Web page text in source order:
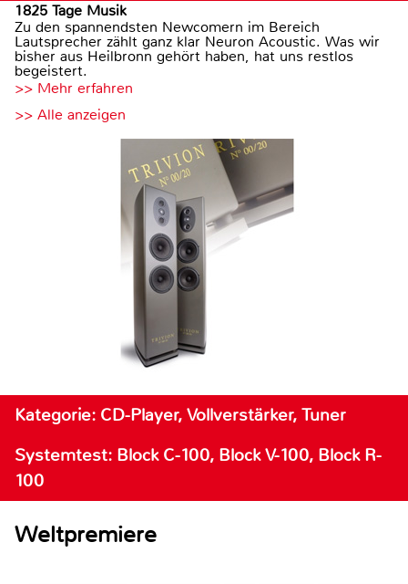
1825 Tage Musik
Zu den spannendsten Newcomern im Bereich
Lautsprecher zählt ganz klar Neuron Acoustic. Was wir
bisher aus Heilbronn gehört haben, hat uns restlos
begeistert.
>> Mehr erfahren
>> Alle anzeigen
Kategorie: CD-Player, Vollverstärker, Tuner
Systemtest: Block C-100, Block V-100, Block R-
100
Weltpremiere